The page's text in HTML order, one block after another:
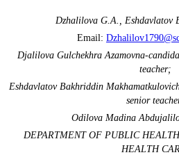
Dzhalilova G.A., Eshdavlatov
Email:
Djalilova Gulchekhra Azamovna-
teacher;
Eshdavlatov Bakhriddin
senior
Odilova Madina
DEPARTMENT OF PUBLIC
HEALTH